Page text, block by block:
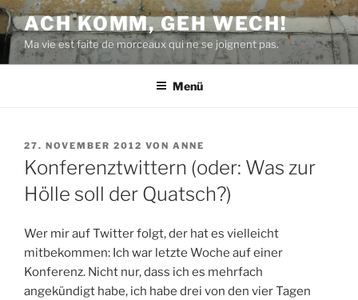
Zum
Inhalt
springen
ACH KOMM, GEH WECH!
Ma vie est faite de morceaux qui ne se joignent pas.
Menü
VERÖFFENTLICHT
AM
27. NOVEMBER 2012 VON ANNE
Konferenztwittern (oder: Was zur
Hölle soll der Quatsch?)
Wer mir auf Twitter folgt, der hat es vielleicht
mitbekommen: Ich war letzte Woche auf einer
Konferenz. Nicht nur, dass ich es mehrfach
angekündigt habe, ich habe drei von den vier Tagen